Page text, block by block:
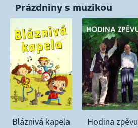
Prázdniny s muzikou
Bláznivá kapela Hodina zpěvu